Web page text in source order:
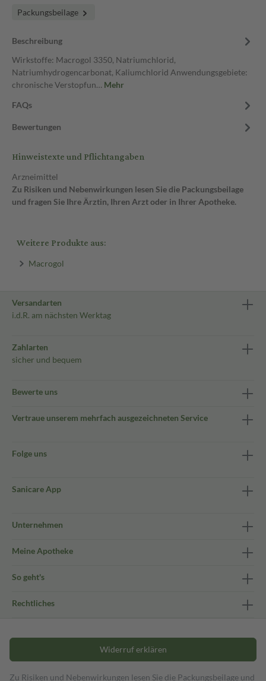
Packungsbeilage
Beschreibung
Wirkstoffe: Macrogol 3350, Natriumchlorid,
Natriumhydrogencarbonat, Kaliumchlorid Anwendungsgebiete:
chronische Verstopfun… Mehr
FAQs
Bewertungen
Hinweistexte und Pflichtangaben
Arzneimittel
Zu Risiken und Nebenwirkungen lesen Sie die Packungsbeilage
und fragen Sie Ihre Ärztin, Ihren Arzt oder in Ihrer Apotheke.
Weitere Produkte aus:
Macrogol
Versandarten
i.d.R. am nächsten Werktag
Zahlarten
sicher und bequem
Bewerte uns
Vertraue unserem mehrfach ausgezeichneten Service
Folge uns
Sanicare App
Unternehmen
Meine Apotheke
So geht's
Rechtliches
Widerruf erklären
Zu Risiken und Nebenwirkungen lesen Sie die Packungsbeilage und